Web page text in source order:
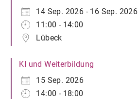
14 Sep. 2026 - 16 Sep. 2026
11:00 - 14:00
Lübeck
KI und Weiterbildung
15 Sep. 2026
14:00 - 18:00